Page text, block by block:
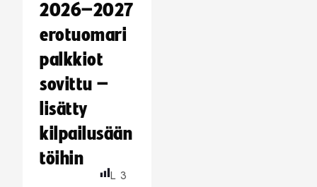
2026–2027
erotuomari
palkkiot
sovittu –
lisätty
kilpailusään
töihin
L 3